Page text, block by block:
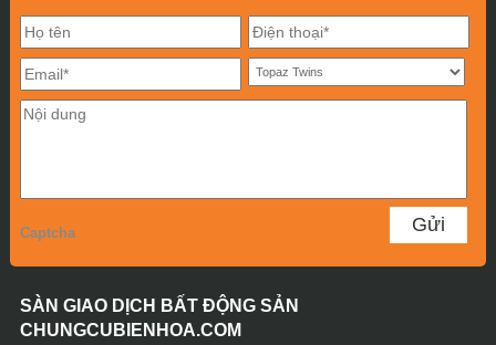
Captcha
SÀN GIAO DỊCH BẤT ĐỘNG SẢN
CHUNGCUBIENHOA.COM